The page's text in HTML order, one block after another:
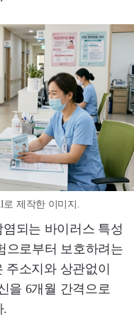
로 제작한 이미지.
되는 바이러스 특성
으로부터 보호하려는
주소지와 상관없이
을 6개월 간격으로
.